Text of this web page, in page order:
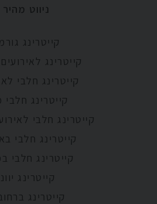
ניווט מהיר
קייטרינג
קייטרינג
קייטרינג חלבי
קייטרינג
קייטרינג חלבי
קייטרינג חלבי
קייטרינג חלבי
קייטרינג
קייטרינג